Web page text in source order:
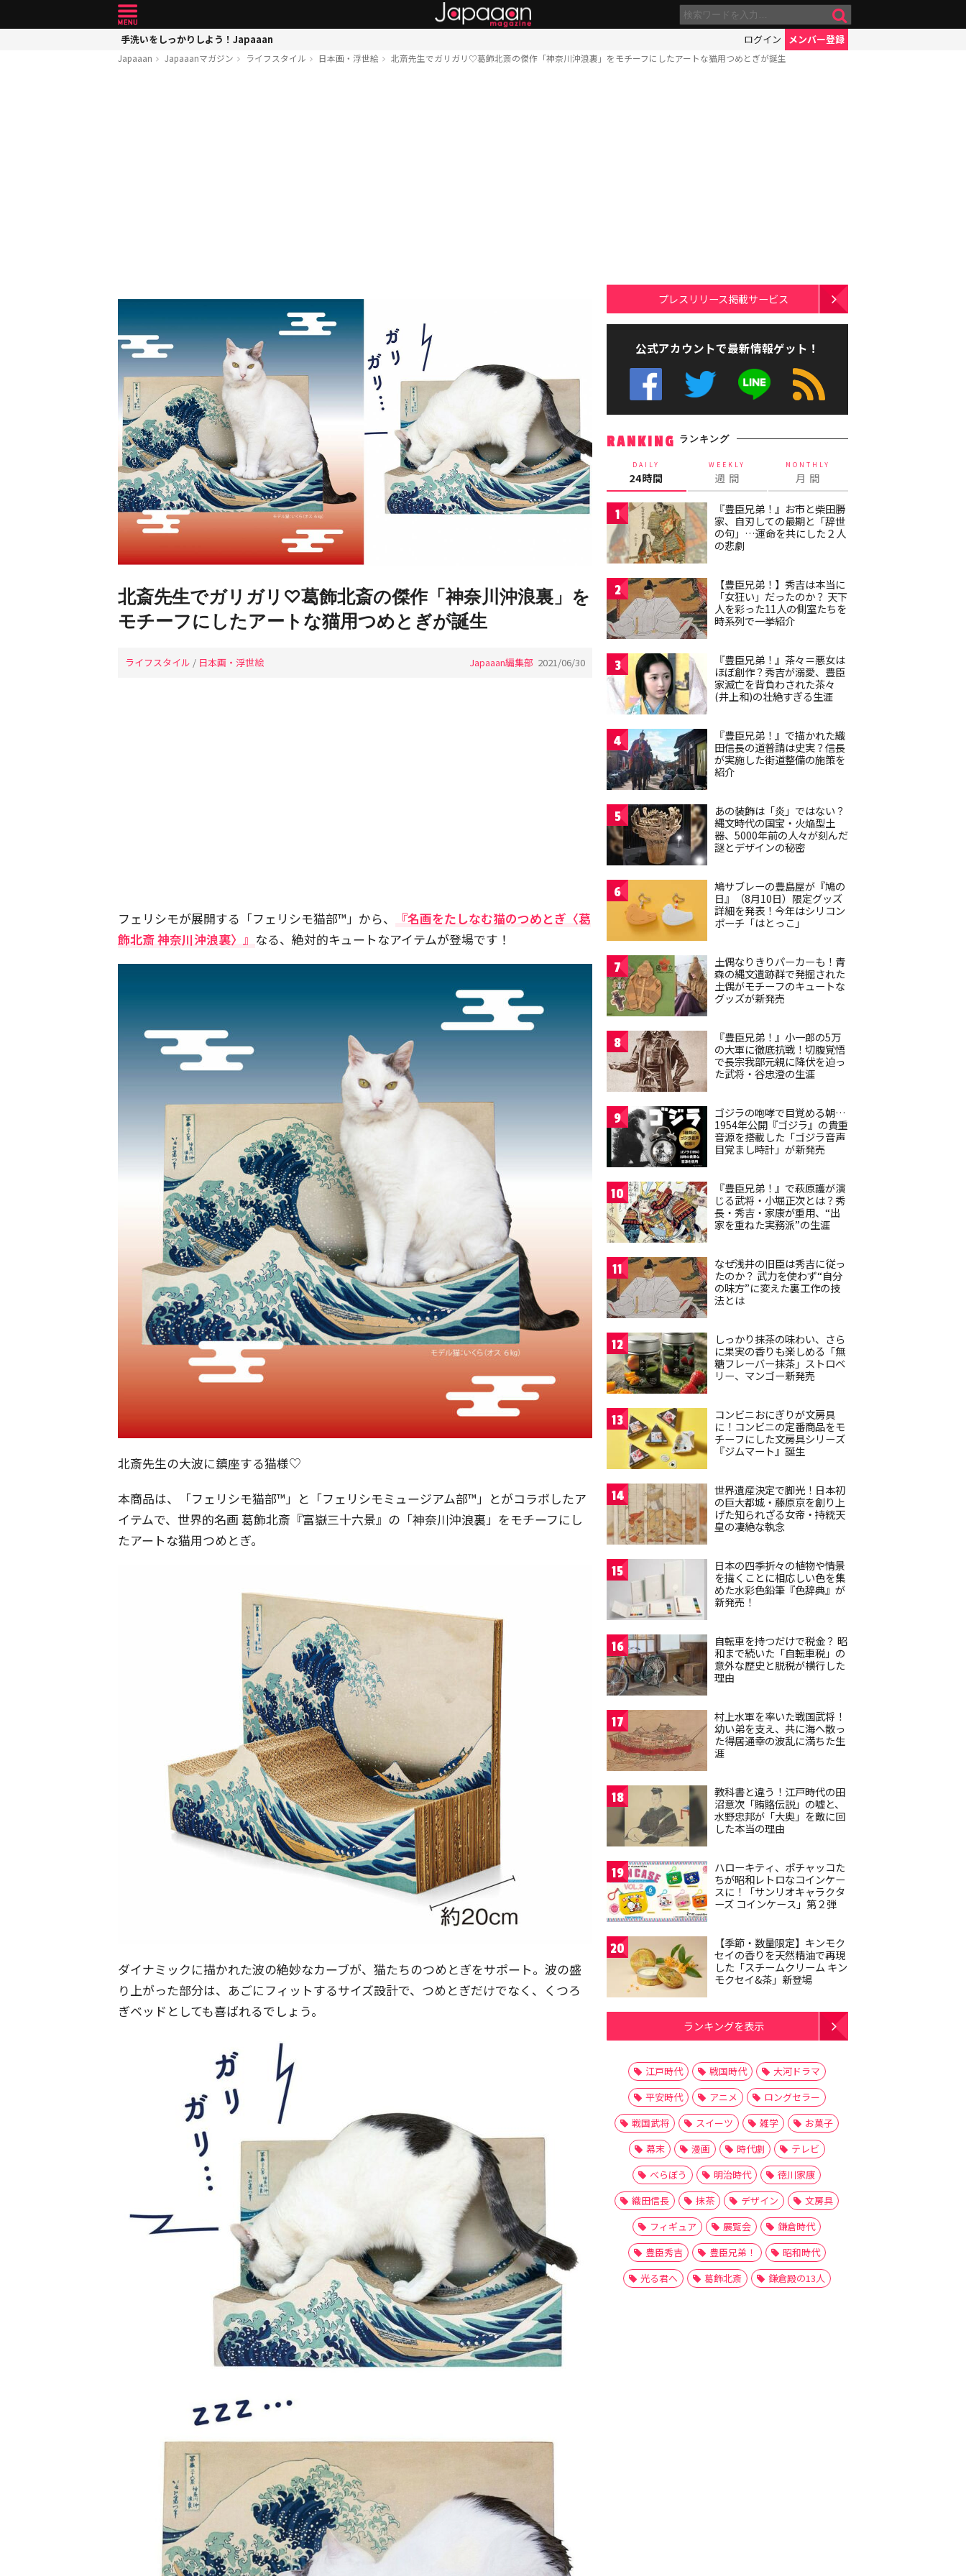
手洗いをしっかりしよう！Japaaan ログイン メンバー登録
Japaaan Japaaanマガジン ライフスタイル 日本画・浮世絵 北斎先生でガリガリ♡葛飾北斎の傑作「神奈川沖浪裏」をモチーフにしたアートな猫用つめとぎが誕生
北斎先生でガリガリ♡葛飾北斎の傑作「神奈川沖浪裏」を
モチーフにしたアートな猫用つめとぎが誕生
ライフスタイル / 日本画・浮世絵 Japaaan編集部 2021/06/30
フェリシモが展開する「フェリシモ猫部™」から、
『名画をたしなむ猫のつめとぎ〈葛
飾北斎 神奈川沖浪裏〉 』 なる、絶対的キュートなアイテムが登場です！
北斎先生の大波に鎮座する猫様♡
本商品は、「フェリシモ猫部™」と「フェリシモミュージアム部™」とがコラボしたア
イテムで、世界的名画 葛飾北斎『富嶽三十六景』の「神奈川沖浪裏」をモチーフにし
たアートな猫用つめとぎ。
ダイナミックに描かれた波の絶妙なカーブが、猫たちのつめとぎをサポート。波の盛
り上がった部分は、あごにフィットするサイズ設計で、つめとぎだけでなく、くつろ
ぎベッドとしても喜ばれるでしょう。
プレスリリース掲載サービス
公式アカウントで最新情報ゲット！
RANKING ランキング
DAILY
24時間
WEEKLY
週 間
MONTHLY
月 間
1
『豊臣兄弟！』お市と柴田勝
家、自刃しての最期と「辞世
の句」…運命を共にした２人
の悲劇
2
【豊臣兄弟！】秀吉は本当に
「女狂い」だったのか？ 天下
人を彩った11人の側室たちを
時系列で一挙紹介
3
『豊臣兄弟！』茶々＝悪女は
ほぼ創作？秀吉が溺愛、豊臣
家滅亡を背負わされた茶々
(井上和)の壮絶すぎる生涯
4
『豊臣兄弟！』で描かれた織
田信長の道普請は史実？信長
が実施した街道整備の施策を
紹介
5
あの装飾は「炎」ではない？
縄文時代の国宝・火焔型土
器、5000年前の人々が刻んだ
謎とデザインの秘密
6
鳩サブレーの豊島屋が『鳩の
日』（8月10日）限定グッズ
詳細を発表！今年はシリコン
ポーチ「はとっこ」
7
土偶なりきりパーカーも！青
森の縄文遺跡群で発掘された
土偶がモチーフのキュートな
グッズが新発売
8
『豊臣兄弟！』小一郎の5万
の大軍に徹底抗戦！切腹覚悟
で長宗我部元親に降伏を迫っ
た武将・谷忠澄の生涯
9
ゴジラの咆哮で目覚める朝…
1954年公開『ゴジラ』の貴重
音源を搭載した「ゴジラ音声
目覚まし時計」が新発売
10
『豊臣兄弟！』で萩原護が演
じる武将・小堀正次とは？秀
長・秀吉・家康が重用、“出
家を重ねた実務派”の生涯
11
なぜ浅井の旧臣は秀吉に従っ
たのか？ 武力を使わず“自分
の味方”に変えた裏工作の技
法とは
12
しっかり抹茶の味わい、さら
に果実の香りも楽しめる「無
糖フレーバー抹茶」ストロベ
リー、マンゴー新発売
13
コンビニおにぎりが文房具
に！コンビニの定番商品をモ
チーフにした文房具シリーズ
『ジムマート』誕生
14
世界遺産決定で脚光！日本初
の巨大都城・藤原京を創り上
げた知られざる女帝・持統天
皇の凄絶な執念
15
日本の四季折々の植物や情景
を描くことに相応しい色を集
めた水彩色鉛筆『色辞典』が
新発売！
16
自転車を持つだけで税金？ 昭
和まで続いた「自転車税」の
意外な歴史と脱税が横行した
理由
17
村上水軍を率いた戦国武将！
幼い弟を支え、共に海へ散っ
た得居通幸の波乱に満ちた生
涯
18
教科書と違う！江戸時代の田
沼意次「賄賂伝説」の嘘と、
水野忠邦が「大奥」を敵に回
した本当の理由
19
ハローキティ、ポチャッコた
ちが昭和レトロなコインケー
スに！「サンリオキャラクタ
ーズ コインケース」第２弾
20
【季節・数量限定】キンモク
セイの香りを天然精油で再現
した「スチームクリーム キン
モクセイ&茶」新登場
ランキングを表示
江戸時代 戦国時代
大河ドラマ
平安時代
アニメ
ロングセラー
戦国武将
スイーツ 雑学
お菓子
幕末
漫画 時代劇
テレビ
べらぼう
明治時代
徳川家康
織田信長
抹茶 デザイン
文房具
フィギュア
展覧会
鎌倉時代
豊臣秀吉
豊臣兄弟！
昭和時代
光る君へ
葛飾北斎 鎌倉殿の13人